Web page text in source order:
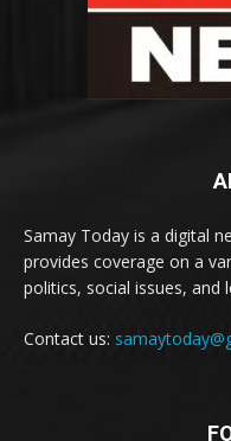
Samay Today is a digital
provides coverage on a
politics, social issues, and
Contact us: